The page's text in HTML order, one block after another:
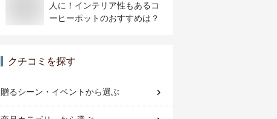
人に！インテリア性もあるコ
ーヒーポットのおすすめは？
クチコミを探す
贈るシーン・イベントから選ぶ